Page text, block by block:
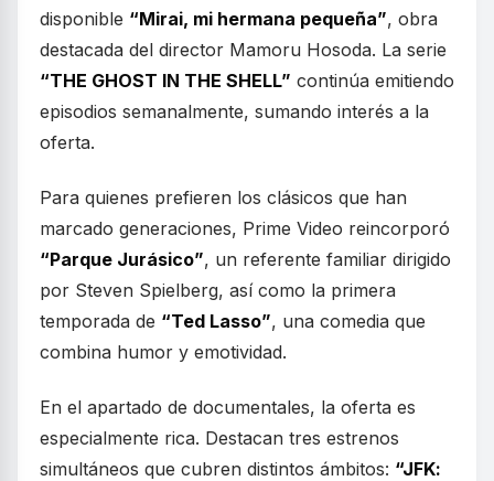
disponible “Mirai, mi hermana pequeña”, obra
destacada del director Mamoru Hosoda. La serie
“THE GHOST IN THE SHELL” continúa emitiendo
episodios semanalmente, sumando interés a la
oferta.
Para quienes prefieren los clásicos que han
marcado generaciones, Prime Video reincorporó
“Parque Jurásico”, un referente familiar dirigido
por Steven Spielberg, así como la primera
temporada de “Ted Lasso”, una comedia que
combina humor y emotividad.
En el apartado de documentales, la oferta es
especialmente rica. Destacan tres estrenos
simultáneos que cubren distintos ámbitos: “JFK: